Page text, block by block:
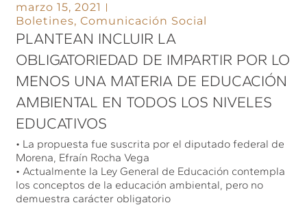
marzo 15, 2021
Boletines,Comunicación Social
PLANTEAN INCLUIR LA
OBLIGATORIEDAD DE IMPARTIR POR LO
MENOS UNA MATERIA DE EDUCACIÓN
AMBIENTAL EN TODOS LOS NIVELES
EDUCATIVOS
• La propuesta fue suscrita por el diputado federal de
Morena, Efraín Rocha Vega
• Actualmente la Ley General de Educación contempla
los conceptos de la educación ambiental, pero no
demuestra carácter obligatorio